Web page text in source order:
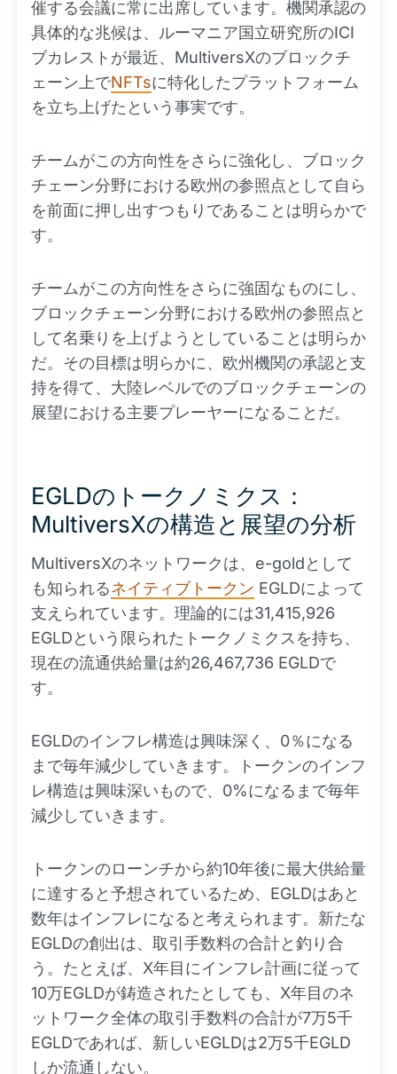
催する会議に常に出席しています。機関承認の
具体的な兆候は、ルーマニア国立研究所のICI
ブカレストが最近、MultiversXのブロックチ
ェーン上でNFTsに特化したプラットフォーム
を立ち上げたという事実です。
チームがこの方向性をさらに強化し、ブロック
チェーン分野における欧州の参照点として自ら
を前面に押し出すつもりであることは明らかで
す。
チームがこの方向性をさらに強固なものにし、
ブロックチェーン分野における欧州の参照点と
して名乗りを上げようとしていることは明らか
だ。その目標は明らかに、欧州機関の承認と支
持を得て、大陸レベルでのブロックチェーンの
展望における主要プレーヤーになることだ。
EGLDのトークノミクス：
MultiversXの構造と展望の分析
MultiversXのネットワークは、e-goldとして
も知られるネイティブトークン EGLDによって
支えられています。理論的には31,415,926
EGLDという限られたトークノミクスを持ち、
現在の流通供給量は約26,467,736 EGLDで
す。
EGLDのインフレ構造は興味深く、0％になる
まで毎年減少していきます。トークンのインフ
レ構造は興味深いもので、0%になるまで毎年
減少していきます。
トークンのローンチから約10年後に最大供給量
に達すると予想されているため、EGLDはあと
数年はインフレになると考えられます。新たな
EGLDの創出は、取引手数料の合計と釣り合
う。たとえば、X年目にインフレ計画に従って
10万EGLDが鋳造されたとしても、X年目のネ
ットワーク全体の取引手数料の合計が7万5千
EGLDであれば、新しいEGLDは2万5千EGLD
しか流通しない。